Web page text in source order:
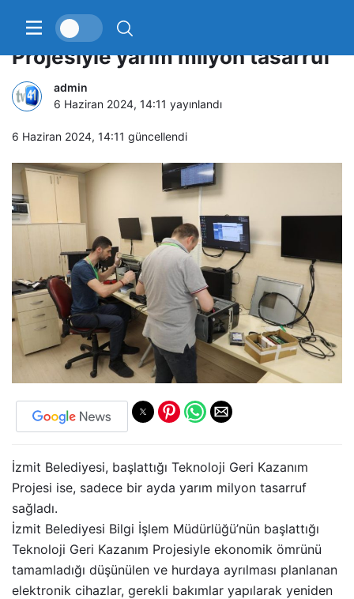
Teknoloji Geri Kazanım
Projesiyle yarım milyon tasarruf
admin
6 Haziran 2024, 14:11 yayınlandı
6 Haziran 2024, 14:11 güncellendi
İzmit Belediyesi, başlattığı Teknoloji Geri Kazanım
Projesi ise, sadece bir ayda yarım milyon tasarruf
sağladı.
İzmit Belediyesi Bilgi İşlem Müdürlüğü’nün başlattığı
Teknoloji Geri Kazanım Projesiyle ekonomik ömrünü
tamamladığı düşünülen ve hurdaya ayrılması planlanan
elektronik cihazlar, gerekli bakımlar yapılarak yeniden